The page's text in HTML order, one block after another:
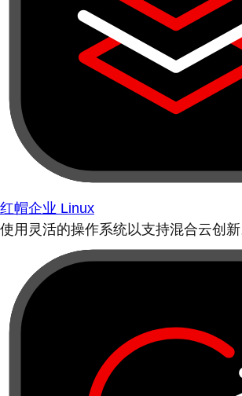
红帽企业 Linux
使用灵活的操作系统以支持混合云创新